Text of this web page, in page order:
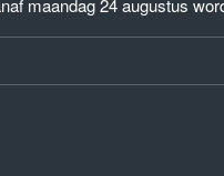
maandag 24 augustus